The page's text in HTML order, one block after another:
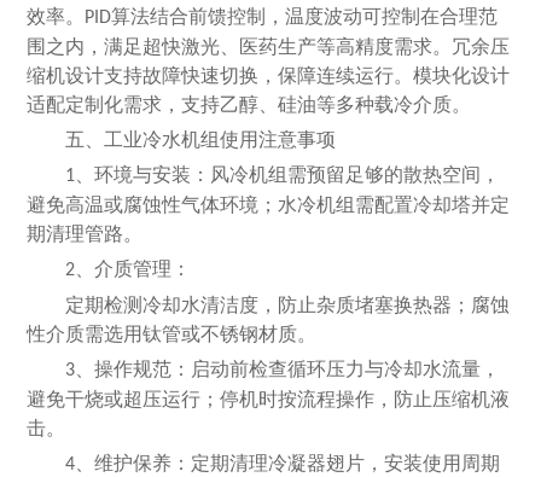
效率。
PID算法结合前馈控制，温度波动可控制在合理范
围之内，满足超快激光、医药生产等高精度需求。冗余压
缩机设计支持故障快速切换，保障连续运行。模块化设计
适配定制化需求，支持乙醇、硅油等多种载冷介质。
五、工业冷水机组使用注意事项
1 、环境与安装：风冷机组需预留足够的散热空间，
避免高温或腐蚀性气体环境；水冷机组需配置冷却塔并定
期清理管路。
2 、介质管理：
定期检测冷却水清洁度，防止杂质堵塞换热器；腐蚀
性介质需选用钛管或不锈钢材质。
3 、操作规范：启动前检查循环压力与冷却水流量，
避免干烧或超压运行；停机时按流程操作，防止压缩机液
击。
4 、维护保养：定期清理冷凝器翅片，安装使用周期